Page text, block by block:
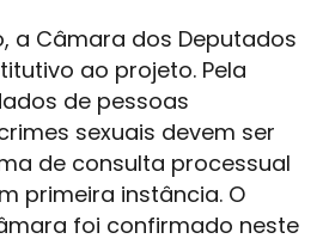
a Câmara dos Deputados
ao projeto. Pela
de pessoas
sexuais devem ser
de consulta processual
primeira instância. O
foi confirmado neste